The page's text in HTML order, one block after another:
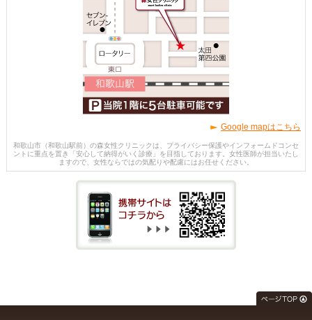
Google mapはこちら
和歌山市（和歌山駅前）の森女性クリニックは、プライバシー保護やインフォームドコンセ
ントに重点を置き「安心して納得がいく診療」を目指しております。女性医師が担当いたし
ますので、女性ならではの気配りや配慮にはお任せください。